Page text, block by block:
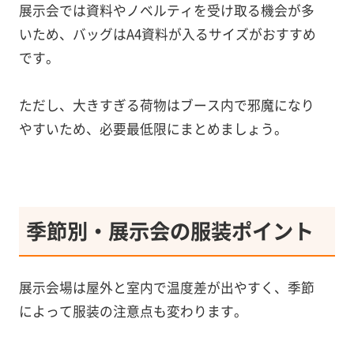
展示会では資料やノベルティを受け取る機会が多
いため、バッグはA4資料が入るサイズがおすすめ
です。
ただし、大きすぎる荷物はブース内で邪魔になり
やすいため、必要最低限にまとめましょう。
季節別・展示会の服装ポイント
展示会場は屋外と室内で温度差が出やすく、季節
によって服装の注意点も変わります。